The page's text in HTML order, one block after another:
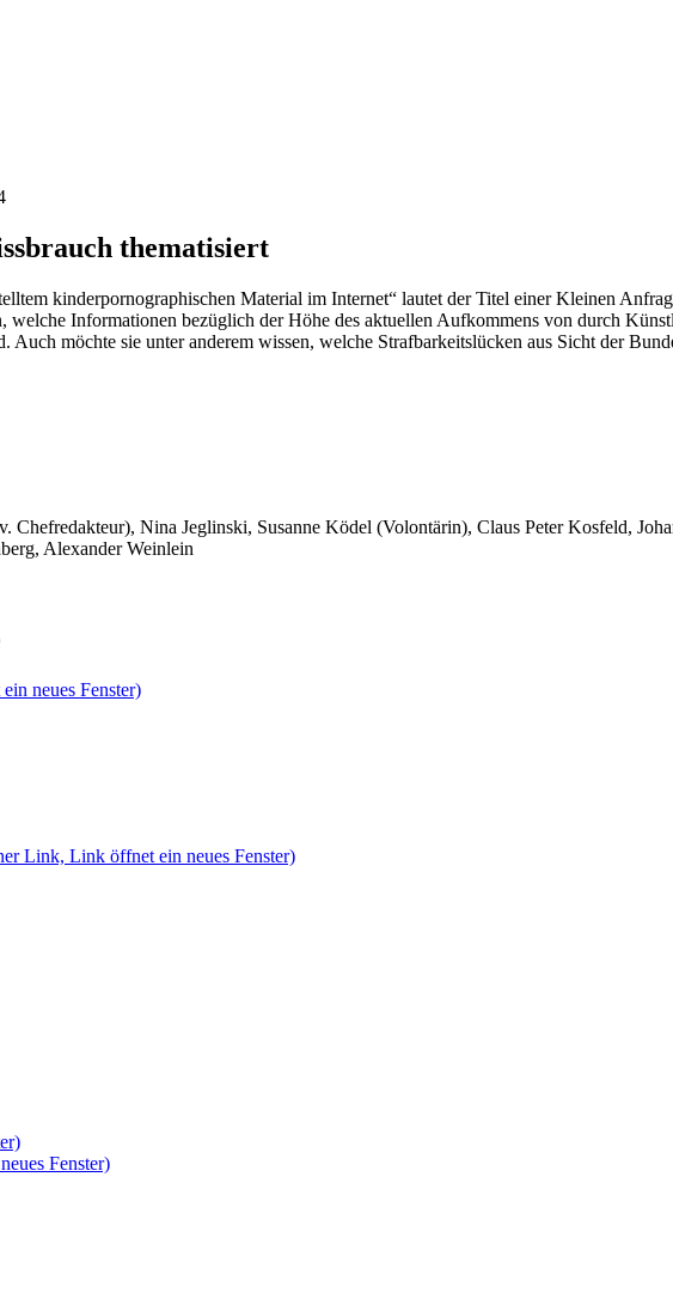
thematisiert
kinderpornographischen Material im Internet“ lautet der Titel einer Kleinen
welche Informationen bezüglich der Höhe des aktuellen Aufkommens von durch
möchte sie unter anderem wissen, welche Strafbarkeitslücken aus Sicht der
Chefredakteur), Nina Jeglinski, Susanne Ködel (Volontärin), Claus Peter Kosfeld,
Alexander Weinlein
neues Fenster)
Link, Link öffnet ein neues Fenster)
Fenster)